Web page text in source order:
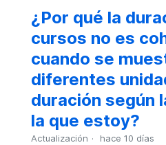
¿Por qué la
cursos no es
cuando se
diferentes
duración según
la que estoy?
Actualización hace 10 días